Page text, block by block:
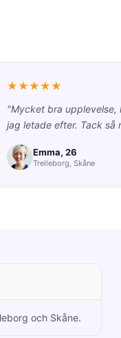
★★★★★
"Mycket bra
jag letade efter. Tack så
Emma, 26
Trelleborg, Skåne
och Skåne.